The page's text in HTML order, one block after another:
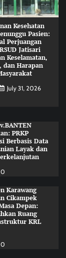
Kesehatan
Pasien:
Perjuangan
Jatisari
Keselamatan,
dan Harapan
July 31, 2026
PRKP
Berbasis Data
Layak dan
0
Karawang
Cikampek
Depan:
Ruang
KRL
0